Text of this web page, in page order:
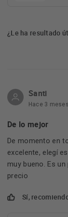
¿Le ha resultado
Santi
Hace 3 meses
De lo mejor
De momento en
excelente, elegí
muy bueno. Es
precio
Sí,